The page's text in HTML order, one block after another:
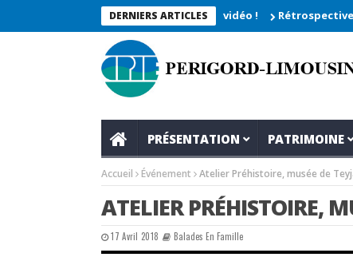
DERNIERS ARTICLES
2026_Les moments enregistrés en vidéo ! Rétrospective du
PRÉSENTATION PATRIMOINE
Accueil Événement Atelier Préhistoire, musée de
ATELIER PRÉHISTOIRE,
17 Avril 2018 Balades En Famille